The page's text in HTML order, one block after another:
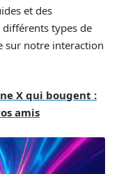
et des
types de
sur notre interaction
X qui bougent :
amis